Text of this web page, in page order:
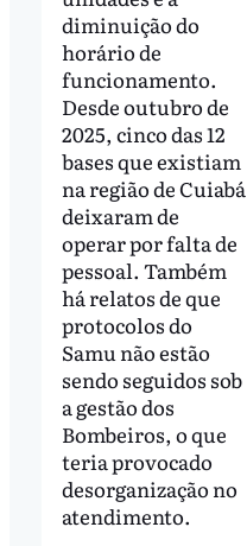
diminuição do
horário de
funcionamento.
Desde outubro de
2025, cinco das 12
bases que existiam
na região de Cuiabá
deixaram de
operar por falta de
pessoal. Também
há relatos de que
protocolos do
Samu não estão
sendo seguidos sob
a gestão dos
Bombeiros, o que
teria provocado
desorganização no
atendimento.